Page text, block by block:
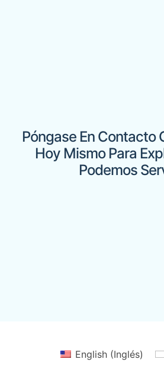
Póngase En Contacto
Hoy Mismo Para
Podemos
English(Inglés)